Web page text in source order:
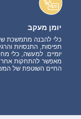
יומן מעקב
כלי להבנה מתמשכת
תפיסות, התנסויות
יומיים. למעשה, כלי
מאפשר להתחקות
החיים השוטפת של